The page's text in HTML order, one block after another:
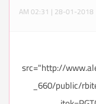
src="http://
_660/public/